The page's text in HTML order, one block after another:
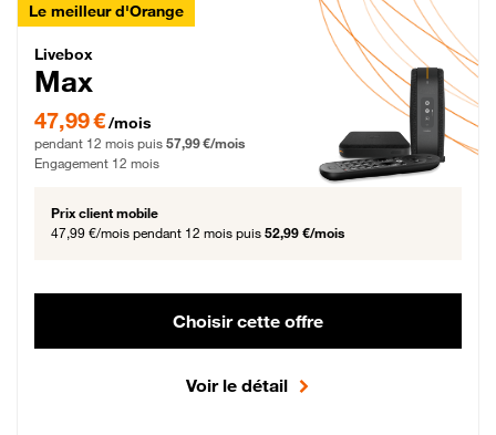
Le meilleur d'Orange
Livebox Max Fibre
Livebox
Max
47,99 € par mois pendant 12 mois puis 57,99 € par mois, Engagement 12 mois
47,99 €/mois
pendant 12 mois puis 57,99 €/mois
Engagement 12 mois
Prix client mobile
47,99 €/mois pendant 12 mois puis 52,99 €/mois
Choisir cette offre
Voir le détail